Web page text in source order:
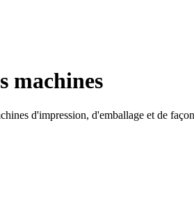
machines
d'impression, d'emballage et de